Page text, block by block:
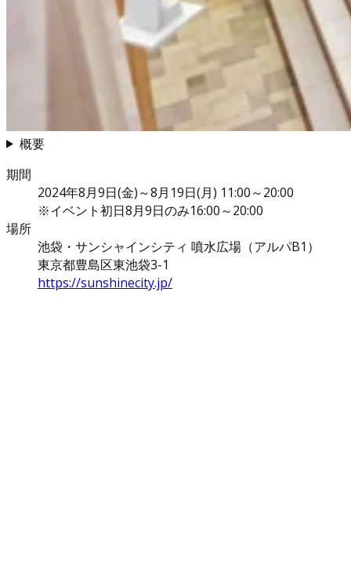
概要
期間
2024年8月9日(金)～8月19日(月) 11:00～20:00
※イベント初日8月9日のみ16:00～20:00
場所
池袋・サンシャインシティ 噴水広場（アルパB1）
東京都豊島区東池袋3-1
https://sunshinecity.jp/